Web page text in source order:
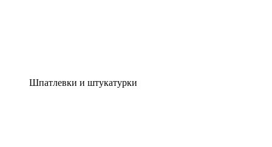
Шпатлевки и штукатурки